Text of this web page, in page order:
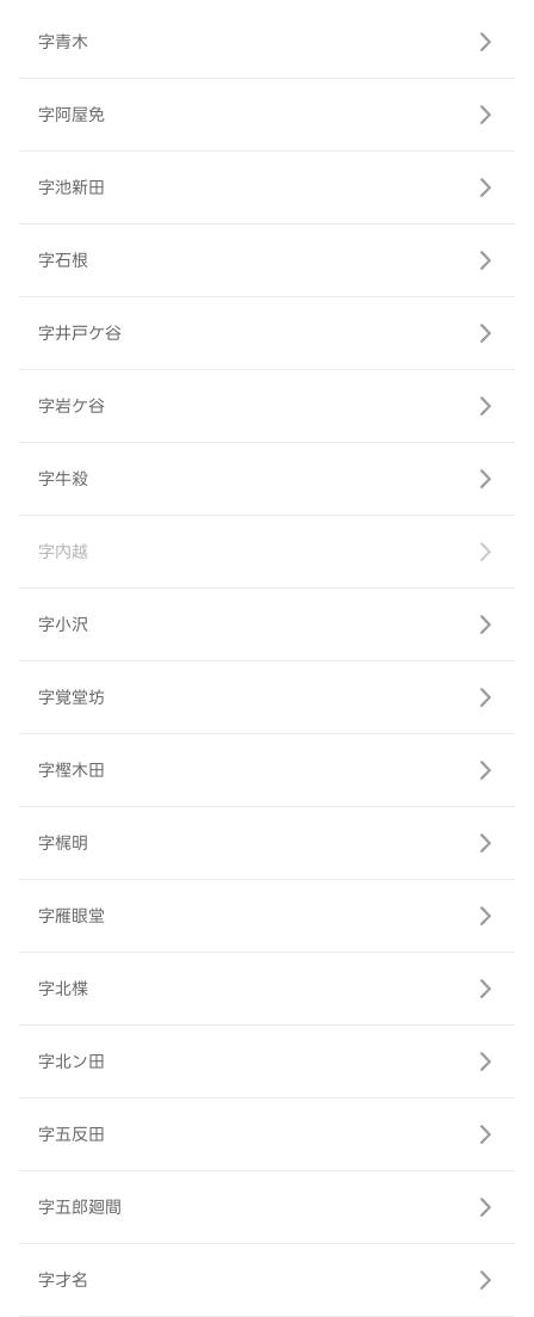
字青木
字阿屋免
字池新田
字石根
字井戸ケ谷
字岩ケ谷
字牛殺
字内越
字小沢
字覚堂坊
字樫木田
字梶明
字雁眼堂
字北楪
字北ン田
字五反田
字五郎廻間
字才名